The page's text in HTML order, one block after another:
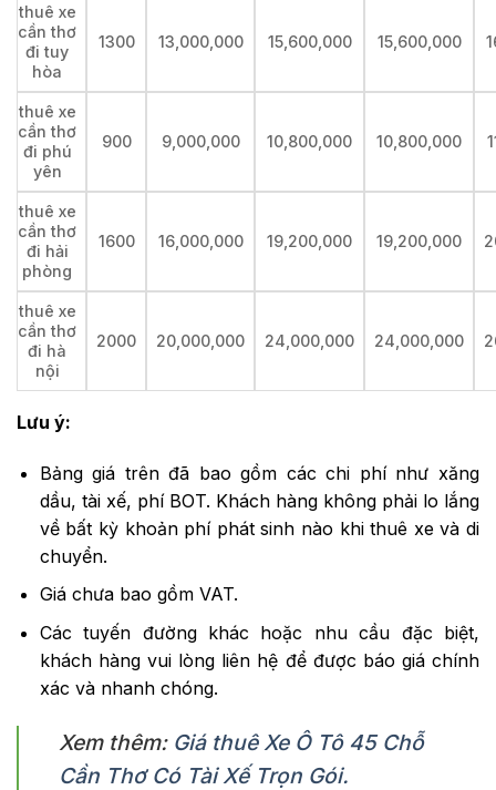
thuê xe
cần thơ
đi tuy
hòa
1300 13,000,000 15,600,000 15,600,000
thuê xe
cần thơ
đi phú
yên
900 9,000,000 10,800,000 10,800,000
thuê xe
cần thơ
đi hải
phòng
1600 16,000,000 19,200,000 19,200,000
thuê xe
cần thơ
đi hà
nội
2000 20,000,000 24,000,000 24,000,000
Lưu ý:
Bảng giá trên đã bao gồm các chi phí như xăng
dầu, tài xế, phí BOT. Khách hàng không phải lo lắng
về bất kỳ khoản phí phát sinh nào khi thuê xe và di
chuyển.
Giá chưa bao gồm VAT.
Các tuyến đường khác hoặc nhu cầu đặc biệt,
khách hàng vui lòng liên hệ để được báo giá chính
xác và nhanh chóng.
Xem thêm: Giá thuê Xe Ô Tô 45 Chỗ
Cần Thơ Có Tài Xế Trọn Gói.